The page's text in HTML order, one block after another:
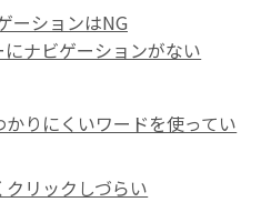
ーションはNG
ナビゲーションがない
りにくいワードを使ってい
リックしづらい